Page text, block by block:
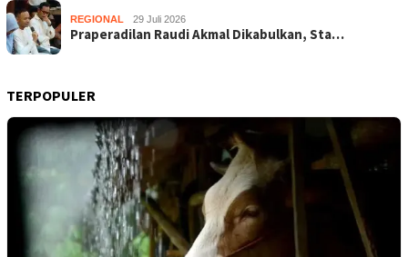
REGIONAL 29 Juli 2026
Praperadilan Raudi Akmal Dikabulkan, Sta…
TERPOPULER